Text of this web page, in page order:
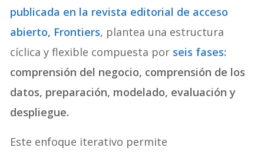
publicada en la revista editorial de acceso
abierto, Frontiers, plantea una estructura
cíclica y flexible compuesta por seis fases:
comprensión del negocio, comprensión de los
datos, preparación, modelado, evaluación y
despliegue.
Este enfoque iterativo permite